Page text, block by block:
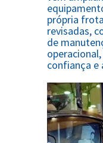
própria
revisadas,
de
confiança e